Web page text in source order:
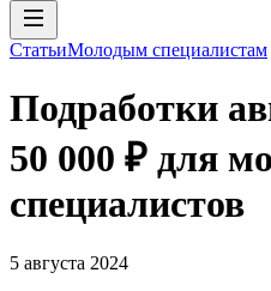
СтатьиМолодым специалистам
Подработки
50 000 ₽ для
специалистов
5 августа 2024